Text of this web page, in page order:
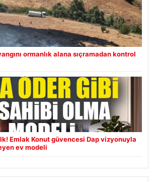
ormanlık alana sıçramadan kontrol
ilk! Emlak Konut güvencesi Dap vizyonuyla
ev modeli